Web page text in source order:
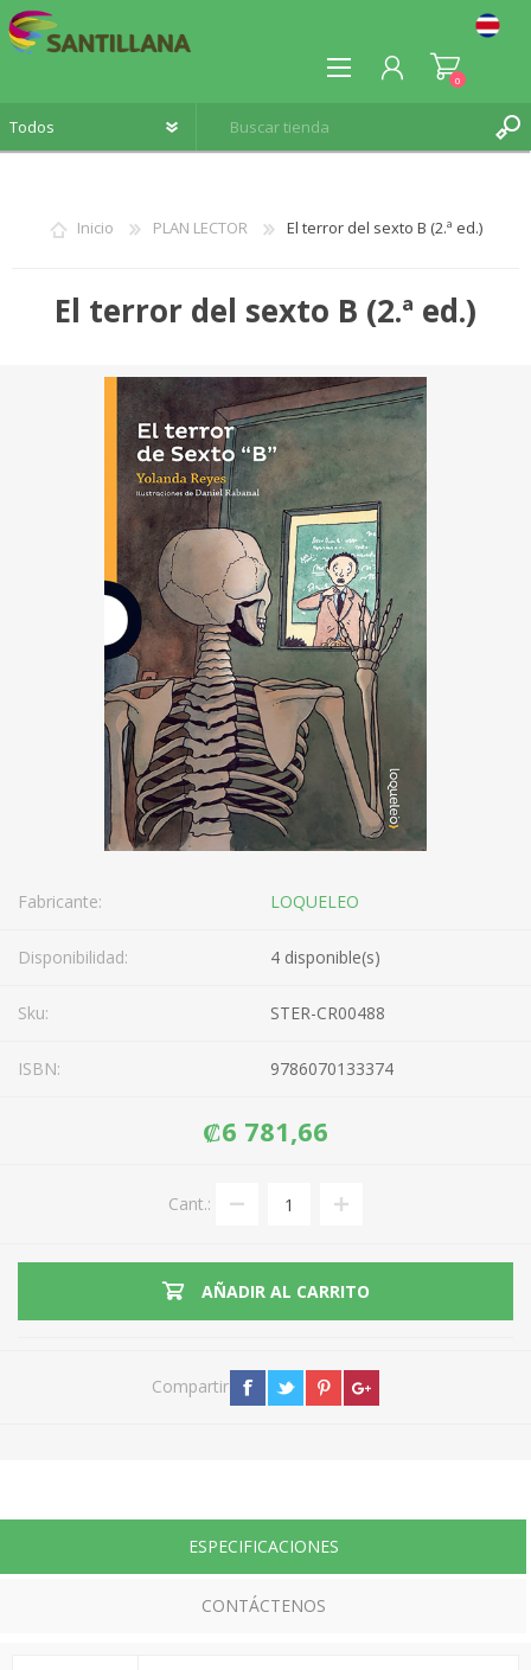
INICIA SESIÓN
0
Inicio PLAN LECTOR El terror del sexto B (2.ª ed.)
El terror del sexto B (2.ª ed.)
Fabricante: LOQUELEO
Disponibilidad: 4 disponible(s)
Sku: STER-CR00488
ISBN: 9786070133374
₡6 781,66
Cant.:
AÑADIR AL CARRITO
Compartir
ESPECIFICACIONES
CONTÁCTENOS